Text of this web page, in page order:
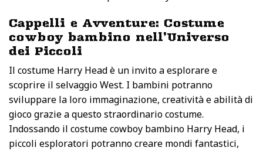
Cappelli e Avventure: Costume
cowboy bambino nell’Universo
dei Piccoli
Il costume Harry Head è un invito a esplorare e
scoprire il selvaggio West. I bambini potranno
sviluppare la loro immaginazione, creatività e abilità di
gioco grazie a questo straordinario costume.
Indossando il costume cowboy bambino Harry Head, i
piccoli esploratori potranno creare mondi fantastici,